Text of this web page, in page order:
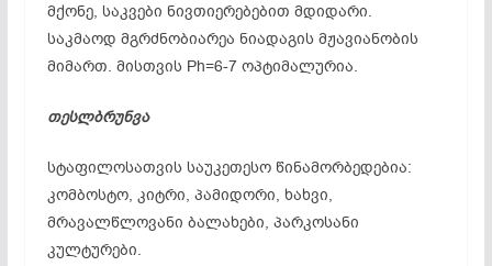
მქონე, საკვები ნივთიერებებით მდიდარი.
საკმაოდ მგრძნობიარეა ნიადაგის მჟავიანობის
მიმართ. მისთვის Ph=6-7 ოპტიმალურია.
თესლბრუნვა
სტაფილოსათვის საუკეთესო წინამორბედებია:
კომბოსტო, კიტრი, პამიდორი, ხახვი,
მრავალწლოვანი ბალახები, პარკოსანი
კულტურები.